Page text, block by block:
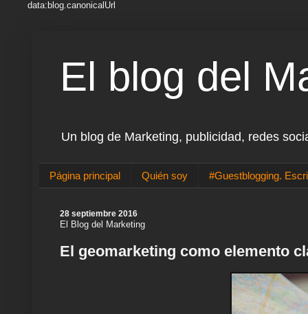
data:blog.canonicalUrl
El blog del
Un blog de Marketing, publicidad, redes
Página principal Quién soy #Guestblogging.
28 septiembre 2016
El Blog del Marketing
El geomarketing como elemento